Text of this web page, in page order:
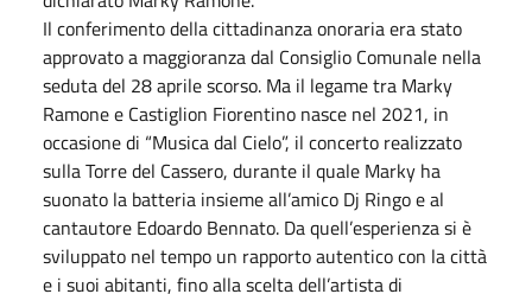
Il conferimento della cittadinanza onoraria era stato
approvato a maggioranza dal Consiglio Comunale nella
seduta del 28 aprile scorso. Ma il legame tra Marky
Ramone e Castiglion Fiorentino nasce nel 2021, in
occasione di “Musica dal Cielo”, il concerto realizzato
sulla Torre del Cassero, durante il quale Marky ha
suonato la batteria insieme all’amico Dj Ringo e al
cantautore Edoardo Bennato. Da quell’esperienza si è
sviluppato nel tempo un rapporto autentico con la città
e i suoi abitanti, fino alla scelta dell’artista di